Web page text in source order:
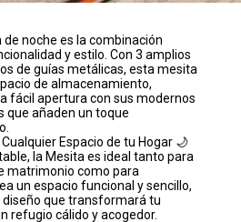
de noche es la combinación
y estilo. Con 3 amplios
de guías metálicas, esta mesita
de almacenamiento,
fácil apertura con sus modernos
que añaden un toque
Espacio de tu Hogar 🌙
la Mesita es ideal tanto para
matrimonio como para
un espacio funcional y sencillo,
diseño que transformará tu
refugio cálido y acogedor.